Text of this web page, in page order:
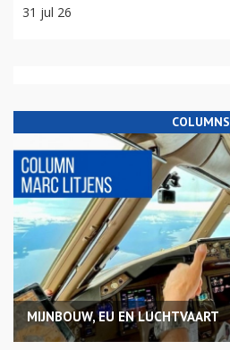
31 jul 26
COLUMNS
MIJNBOUW, EU EN LUCHTVAART